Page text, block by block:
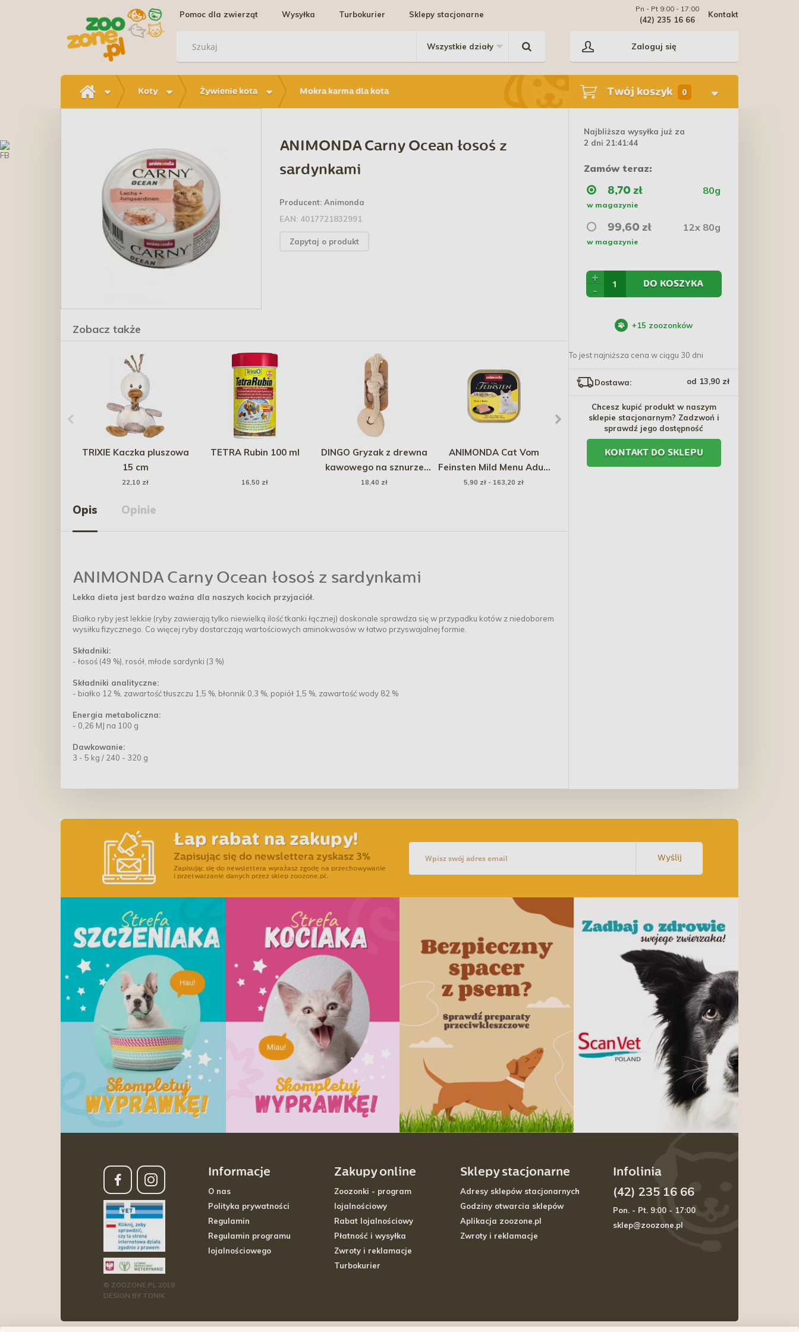
Pomoc dla zwierząt Wysyłka Turbokurier Sklepy stacjonarne Kontakt
Pn - Pt 9:00 - 17:00
(42) 235 16 66
Zaloguj się
Koty Żywienie kota Mokra karma dla kota Twój koszyk 0
ANIMONDA Carny Ocean łosoś z
sardynkami
Producent:Animonda
EAN: 4017721832991
Zapytaj o produkt
Zobacz także
TRIXIE Kaczka pluszowa
15 cm
22,10 zł
TETRA Rubin 100 ml
16,50 zł
DINGO Gryzak z drewna
kawowego na sznurze
RING 15 cm
18,40 zł
ANIMONDA Cat Vom
Feinsten Mild Menu Adult
- indyk ser
5,90 zł - 163,20 zł
TRIXIE Legowisko - Kosz
wiklinowy z dwoma
TRIXIE Piłka sportowa
pomarańczowa
Opis Opinie
ANIMONDA Carny Ocean łosoś z sardynkami
Lekka dieta jest bardzo ważna dla naszych kocich przyjaciół.
Białko ryby jest lekkie (ryby zawierają tylko niewielką ilość tkanki łącznej) doskonale sprawdza się w przypadku kotów z niedoborem
wysiłku fizycznego. Co więcej ryby dostarczają wartościowych aminokwasów w łatwo przyswajalnej formie.
Składniki:
- łosoś (49 %), rosół, młode sardynki (3 %)
Składniki analityczne:
- białko 12 %, zawartość tłuszczu 1,5 %, błonnik 0,3 %, popiół 1,5 %, zawartość wody 82 %
Energia metaboliczna:
- 0,26 MJ na 100 g
Dawkowanie:
3 - 5 kg / 240 - 320 g
Najbliższa wysyłka już za
2 dni 21:41:43
Zamów teraz:
8,70 zł 80g
w magazynie
99,60 zł 12x 80g
w magazynie
+
-
DO KOSZYKA
+15 zoozonków
To jest najniższa cena w ciągu 30 dni
Dostawa: od 13,90 zł
Chcesz kupić produkt w naszym
sklepie stacjonarnym? Zadzwoń i
sprawdź jego dostępność
KONTAKT DO SKLEPU
Łap rabat na zakupy!
Zapisując się do newslettera zyskasz 3%
Zapisując się do newslettera wyrażasz zgodę na przechowywanie
i przetwarzanie danych przez sklep zoozone.pl.
Wyślij
© ZOOZONE.PL 2018
DESIGN BY TONIK
Informacje
O nas
Polityka prywatności
Regulamin
Regulamin programu
lojalnościowego
Zakupy online
Zoozonki - program
lojalnościowy
Rabat lojalnościowy
Płatność i wysyłka
Zwroty i reklamacje
Turbokurier
Sklepy stacjonarne
Adresy sklepów stacjonarnych
Godziny otwarcia sklepów
Aplikacja zoozone.pl
Zwroty i reklamacje
Infolinia
(42) 235 16 66
Pon. - Pt. 9:00 - 17:00
sklep@zoozone.pl